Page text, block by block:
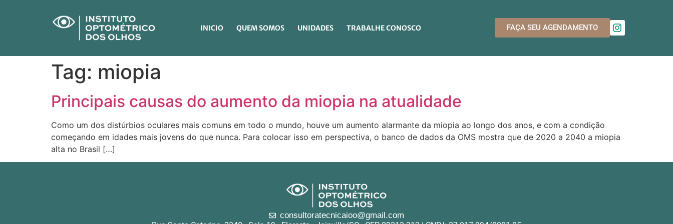
INICIO QUEM SOMOS UNIDADES TRABALHE CONOSCO FAÇA SEU AGENDAMENTO
Tag: miopia
Principais causas do aumento da miopia na atualidade
Como um dos distúrbios oculares mais comuns em todo o mundo, houve um aumento alarmante da miopia ao longo dos anos, e com a condição
começando em idades mais jovens do que nunca. Para colocar isso em perspectiva, o banco de dados da OMS mostra que de 2020 a 2040 a miopia
alta no Brasil […]
consultoratecnicaioo@gmail.com